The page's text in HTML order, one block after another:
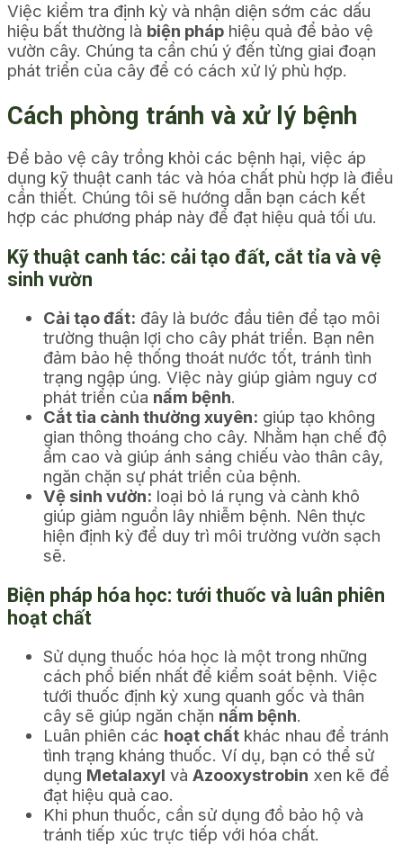
Việc kiểm tra định kỳ và nhận diện sớm các dấu
hiệu bất thường là biện pháp hiệu quả để bảo vệ
vườn cây. Chúng ta cần chú ý đến từng giai đoạn
phát triển của cây để có cách xử lý phù hợp.
Cách phòng tránh và xử lý bệnh
Để bảo vệ cây trồng khỏi các bệnh hại, việc áp
dụng kỹ thuật canh tác và hóa chất phù hợp là điều
cần thiết. Chúng tôi sẽ hướng dẫn bạn cách kết
hợp các phương pháp này để đạt hiệu quả tối ưu.
Kỹ thuật canh tác: cải tạo đất, cắt tỉa và vệ
sinh vườn
Cải tạo đất: đây là bước đầu tiên để tạo môi
trường thuận lợi cho cây phát triển. Bạn nên
đảm bảo hệ thống thoát nước tốt, tránh tình
trạng ngập úng. Việc này giúp giảm nguy cơ
phát triển của nấm bệnh.
Cắt tỉa cành thường xuyên: giúp tạo không
gian thông thoáng cho cây. Nhằm hạn chế độ
ẩm cao và giúp ánh sáng chiếu vào thân cây,
ngăn chặn sự phát triển của bệnh.
Vệ sinh vườn: loại bỏ lá rụng và cành khô
giúp giảm nguồn lây nhiễm bệnh. Nên thực
hiện định kỳ để duy trì môi trường vườn sạch
sẽ.
Biện pháp hóa học: tưới thuốc và luân phiên
hoạt chất
Sử dụng thuốc hóa học là một trong những
cách phổ biến nhất để kiểm soát bệnh. Việc
tưới thuốc định kỳ xung quanh gốc và thân
cây sẽ giúp ngăn chặn nấm bệnh.
Luân phiên các hoạt chất khác nhau để tránh
tình trạng kháng thuốc. Ví dụ, bạn có thể sử
dụng Metalaxyl và Azooxystrobin xen kẽ để
đạt hiệu quả cao.
Khi phun thuốc, cần sử dụng đồ bảo hộ và
tránh tiếp xúc trực tiếp với hóa chất.